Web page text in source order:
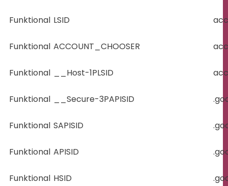
Funktional LSID
Funktional ACCOUNT_CHOOSER
Funktional __Host-1PLSID
Funktional __Secure-3PAPISID
Funktional SAPISID
Funktional APISID
Funktional HSID